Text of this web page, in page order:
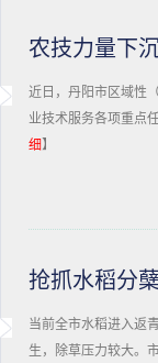
农技力量下
近日，丹阳市区域性
业技术服务各项重点
细】
抢抓水稻分
当前全市水稻进入返
生，除草压力较大。